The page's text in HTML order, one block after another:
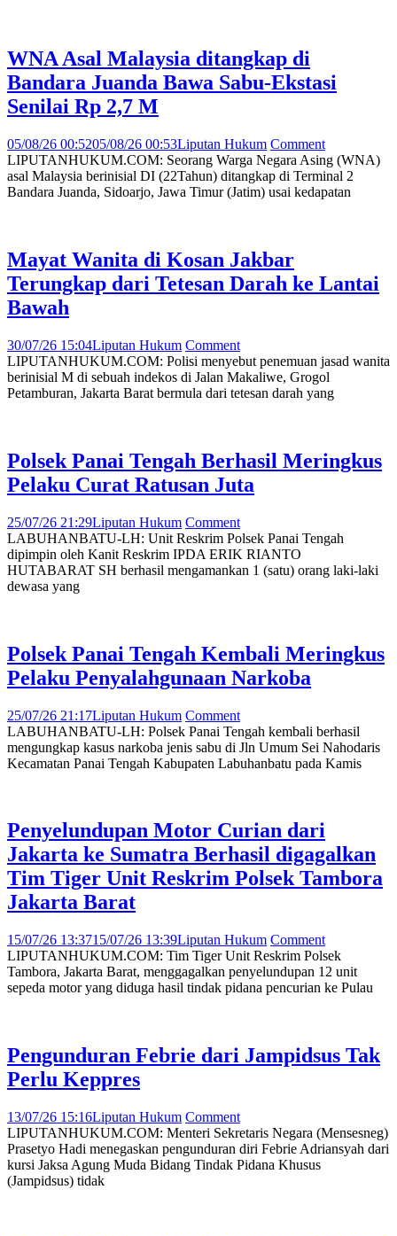
WNA Asal Malaysia ditangkap di
Bandara Juanda Bawa Sabu-Ekstasi
Senilai Rp 2,7 M
05/08/26 00:5205/08/26 00:53Liputan Hukum Comment
LIPUTANHUKUM.COM: Seorang Warga Negara Asing (WNA)
asal Malaysia berinisial DI (22Tahun) ditangkap di Terminal 2
Bandara Juanda, Sidoarjo, Jawa Timur (Jatim) usai kedapatan
Mayat Wanita di Kosan Jakbar
Terungkap dari Tetesan Darah ke Lantai
Bawah
30/07/26 15:04Liputan Hukum Comment
LIPUTANHUKUM.COM: Polisi menyebut penemuan jasad wanita
berinisial M di sebuah indekos di Jalan Makaliwe, Grogol
Petamburan, Jakarta Barat bermula dari tetesan darah yang
Polsek Panai Tengah Berhasil Meringkus
Pelaku Curat Ratusan Juta
25/07/26 21:29Liputan Hukum Comment
LABUHANBATU-LH: Unit Reskrim Polsek Panai Tengah
dipimpin oleh Kanit Reskrim IPDA ERIK RIANTO
HUTABARAT SH berhasil mengamankan 1 (satu) orang laki-laki
dewasa yang
Polsek Panai Tengah Kembali Meringkus
Pelaku Penyalahgunaan Narkoba
25/07/26 21:17Liputan Hukum Comment
LABUHANBATU-LH: Polsek Panai Tengah kembali berhasil
mengungkap kasus narkoba jenis sabu di Jln Umum Sei Nahodaris
Kecamatan Panai Tengah Kabupaten Labuhanbatu pada Kamis
Penyelundupan Motor Curian dari
Jakarta ke Sumatra Berhasil digagalkan
Tim Tiger Unit Reskrim Polsek Tambora
Jakarta Barat
15/07/26 13:3715/07/26 13:39Liputan Hukum Comment
LIPUTANHUKUM.COM: Tim Tiger Unit Reskrim Polsek
Tambora, Jakarta Barat, menggagalkan penyelundupan 12 unit
sepeda motor yang diduga hasil tindak pidana pencurian ke Pulau
Pengunduran Febrie dari Jampidsus Tak
Perlu Keppres
13/07/26 15:16Liputan Hukum Comment
LIPUTANHUKUM.COM: Menteri Sekretaris Negara (Mensesneg)
Prasetyo Hadi menegaskan pengunduran diri Febrie Adriansyah dari
kursi Jaksa Agung Muda Bidang Tindak Pidana Khusus
(Jampidsus) tidak